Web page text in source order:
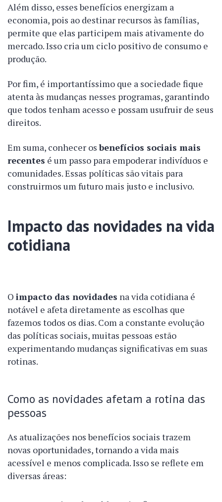
Além disso, esses benefícios energizam a
economia, pois ao destinar recursos às famílias,
permite que elas participem mais ativamente do
mercado. Isso cria um ciclo positivo de consumo e
produção.
Por fim, é importantíssimo que a sociedade fique
atenta às mudanças nesses programas, garantindo
que todos tenham acesso e possam usufruir de seus
direitos.
Em suma, conhecer osbenefícios sociais mais
recentes é um passo para empoderar indivíduos e
comunidades. Essas políticas são vitais para
construirmos um futuro mais justo e inclusivo.
Impacto das novidades na vida
cotidiana
O impacto das novidades na vida cotidiana é
notável e afeta diretamente as escolhas que
fazemos todos os dias. Com a constante evolução
das políticas sociais, muitas pessoas estão
experimentando mudanças significativas em suas
rotinas.
Como as novidades afetam a rotina das
pessoas
As atualizações nos benefícios sociais trazem
novas oportunidades, tornando a vida mais
acessível e menos complicada. Isso se reflete em
diversas áreas: